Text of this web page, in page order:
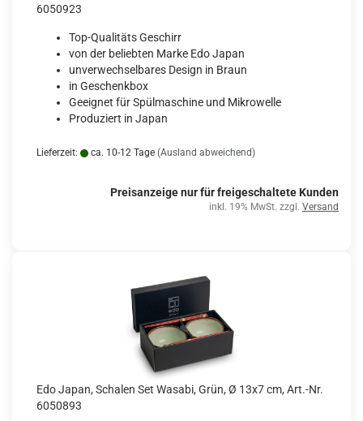
6050923
Top-Qualitäts Geschirr
von der beliebten Marke Edo Japan
unverwechselbares Design in Braun
in Geschenkbox
Geeignet für Spülmaschine und Mikrowelle
Produziert in Japan
Lieferzeit: ca. 10-12 Tage (Ausland abweichend)
Preisanzeige nur für freigeschaltete Kunden
inkl. 19% MwSt. zzgl. Versand
Edo Japan, Schalen Set Wasabi, Grün, Ø 13x7 cm, Art.-Nr.
6050893